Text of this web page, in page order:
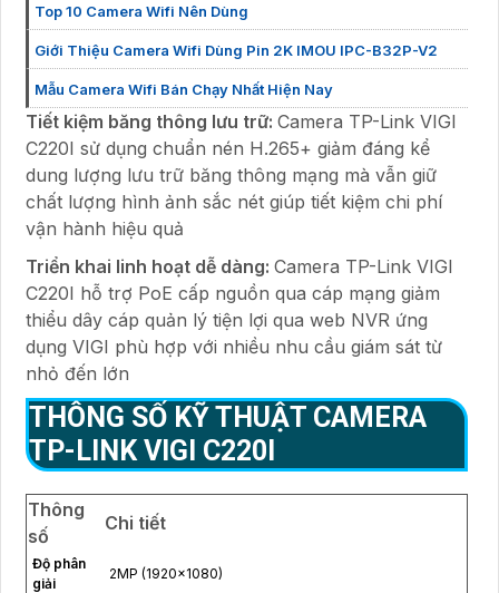
Top 10 Camera Wifi Nên Dùng
Giới Thiệu Camera Wifi Dùng Pin 2K IMOU IPC-B32P-V2
Mẫu Camera Wifi Bán Chạy Nhất Hiện Nay
Tiết kiệm băng thông lưu trữ: Camera TP-Link VIGI
C220I sử dụng chuẩn nén H.265+ giảm đáng kể
dung lượng lưu trữ băng thông mạng mà vẫn giữ
chất lượng hình ảnh sắc nét giúp tiết kiệm chi phí
vận hành hiệu quả
Triển khai linh hoạt dễ dàng: Camera TP-Link VIGI
C220I hỗ trợ PoE cấp nguồn qua cáp mạng giảm
thiểu dây cáp quản lý tiện lợi qua web NVR ứng
dụng VIGI phù hợp với nhiều nhu cầu giám sát từ
nhỏ đến lớn
THÔNG SỐ KỸ THUẬT CAMERA
TP-LINK VIGI C220I
Thông
số
Chi tiết
Độ phân
giải
2MP (1920x1080)